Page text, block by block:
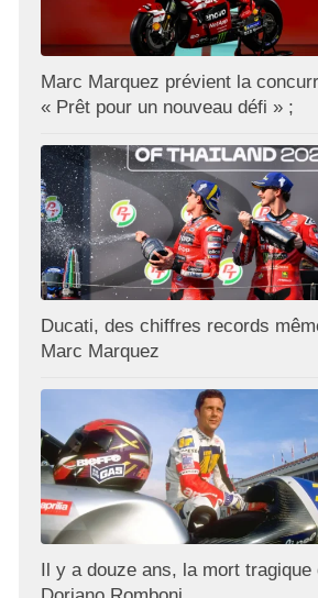
Marc Marquez prévient la
« Prêt pour un nouveau défi » ;
Ducati, des chiffres records
Marc Marquez
Il y a douze ans, la mort tragique